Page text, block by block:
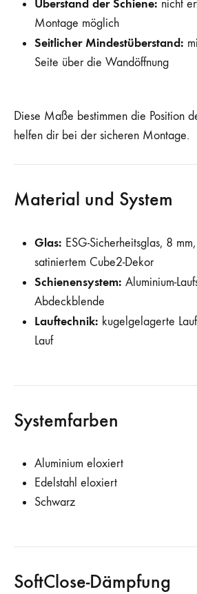
Überstand der Schiene: nicht
Montage möglich
Seitlicher Mindestüberstand:
Seite über die Wandöffnung
Diese Maße bestimmen die Position
helfen dir bei der sicheren Montage.
Material und System
Glas: ESG-Sicherheitsglas, 8
satiniertem Cube2-Dekor
Schienensystem: Aluminium-
Abdeckblende
Lauftechnik: kugelgelagerte
Lauf
Systemfarben
Aluminium eloxiert
Edelstahl eloxiert
Schwarz
SoftClose-Dämpfung